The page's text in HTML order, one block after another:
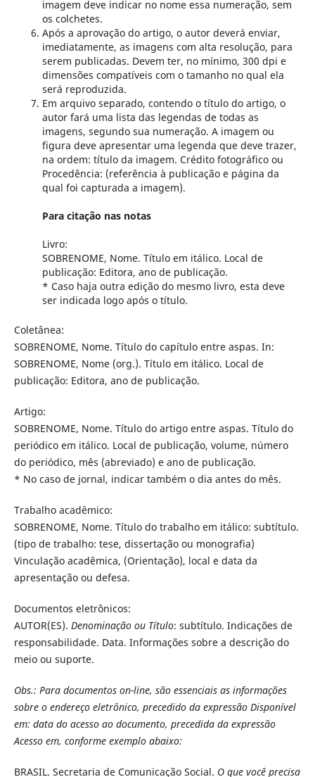
imagem deve indicar no nome essa numeração, sem
os colchetes.
Após a aprovação do artigo, o autor deverá enviar,
imediatamente, as imagens com alta resolução, para
serem publicadas. Devem ter, no mínimo, 300 dpi e
dimensões compatíveis com o tamanho no qual ela
será reproduzida.
Em arquivo separado, contendo o título do artigo, o
autor fará uma lista das legendas de todas as
imagens, segundo sua numeração. A imagem ou
figura deve apresentar uma legenda que deve trazer,
na ordem: título da imagem. Crédito fotográfico ou
Procedência: (referência à publicação e página da
qual foi capturada a imagem).
Para citação nas notas
Livro:
SOBRENOME, Nome. Título em itálico. Local de
publicação: Editora, ano de publicação.
* Caso haja outra edição do mesmo livro, esta deve
ser indicada logo após o título.
Coletânea:
SOBRENOME, Nome. Título do capítulo entre aspas. In:
SOBRENOME, Nome (org.). Título em itálico. Local de
publicação: Editora, ano de publicação.
Artigo:
SOBRENOME, Nome. Título do artigo entre aspas. Título do
periódico em itálico. Local de publicação, volume, número
do periódico, mês (abreviado) e ano de publicação.
* No caso de jornal, indicar também o dia antes do mês.
Trabalho acadêmico:
SOBRENOME, Nome. Título do trabalho em itálico: subtítulo.
(tipo de trabalho: tese, dissertação ou monografia)
Vinculação acadêmica, (Orientação), local e data da
apresentação ou defesa.
Documentos eletrônicos:
AUTOR(ES). Denominação ou Título: subtítulo. Indicações de
responsabilidade. Data. Informações sobre a descrição do
meio ou suporte.
Obs.: Para documentos on-line, são essenciais as informações
sobre o endereço eletrônico, precedido da expressão Disponível
em: data do acesso ao documento, precedida da expressão
Acesso em, conforme exemplo abaixo:
BRASIL. Secretaria de Comunicação Social. O que você precisa